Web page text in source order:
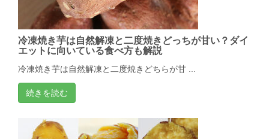
冷凍焼き芋は自然解凍と二度焼きどっちが甘い？ダイ
エットに向いている食べ方も解説
冷凍焼き芋は自然解凍と二度焼きどちらが甘 ...
続きを読む